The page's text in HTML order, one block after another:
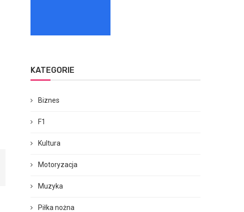
KATEGORIE
Biznes
F1
Kultura
Motoryzacja
Muzyka
Piłka nożna